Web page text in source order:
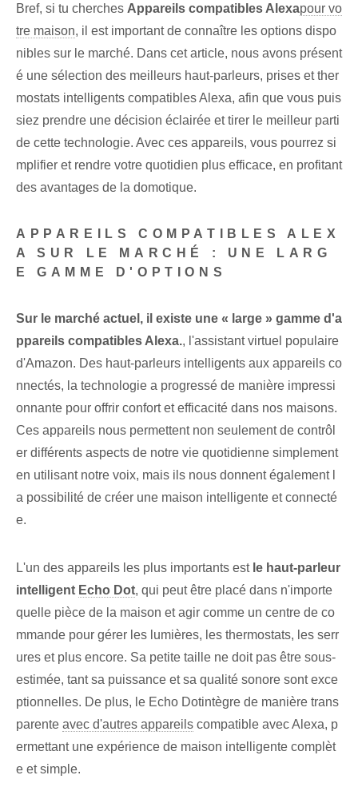
Bref, ⁤si⁤ tu cherches Appareils compatibles Alexapour vo
tre maison,⁢ il est important de connaître⁢ les options dispo
nibles sur le marché. Dans cet article, nous avons présent
é une sélection des meilleurs haut-parleurs, prises et ther
mostats intelligents compatibles Alexa, afin que vous puis
siez prendre une décision éclairée et tirer le meilleur parti
de cette technologie. Avec⁢ ces appareils, vous pourrez si
mplifier et rendre votre quotidien plus efficace, en profitant
des⁢ avantages de la domotique.
APPAREILS COMPATIBLES ALEX
A SUR LE MARCHÉ : UNE LARG
E GAMME D'OPTIONS
Sur le marché actuel, il existe une « large » gamme d'a
ppareils compatibles Alexa., l'assistant virtuel populaire
d'Amazon.‌ Des‌ haut-parleurs intelligents⁢ aux appareils co
nnectés, la technologie a progressé de manière impressi
onnante pour offrir confort et efficacité dans‌ nos maisons.
Ces appareils nous permettent non seulement de contrôl
er différents aspects de notre vie quotidienne simplement
en utilisant notre voix, mais ils nous donnent également l
a possibilité de créer une maison intelligente et connecté
e.
L'un des appareils les plus importants est le haut-parleur
intelligent Echo Dot, qui peut être ⁤placé dans n'importe
quelle⁤ pièce de la maison et agir comme un centre de co
mmande ‌pour gérer les lumières,‌ les thermostats, les serr
ures et‌ plus encore. Sa petite taille ne doit pas être sous-
estimée, tant sa puissance et sa qualité sonore sont exce
ptionnelles. De plus, le ⁢Echo Dot‍intègre de manière trans
parente avec d'autres appareils compatible avec Alexa, p
ermettant une expérience de maison intelligente complèt
e et simple.